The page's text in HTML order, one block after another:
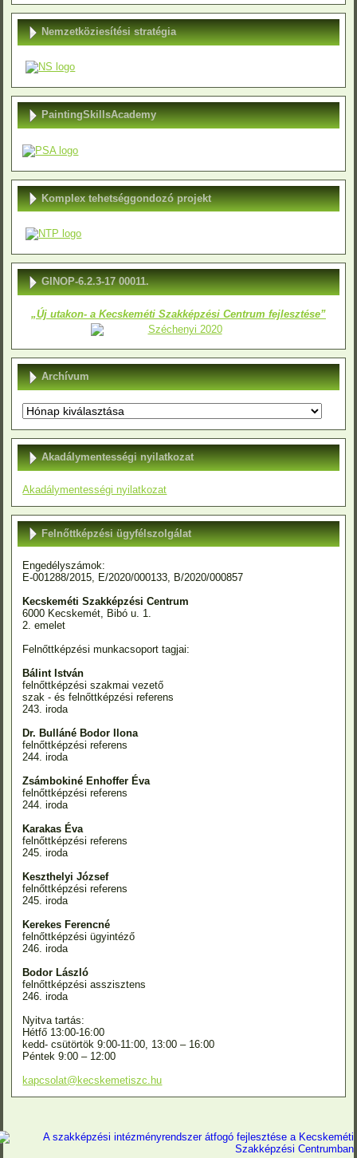
Nemzetköziesítési stratégia
PaintingSkillsAcademy
Komplex tehetséggondozó projekt
GINOP-6.2.3-17 00011.
„Új utakon- a Kecskeméti Szakképzési Centrum fejlesztése”
Archívum
Archívum
Akadálymentességi nyilatkozat
Akadálymentességi nyilatkozat
Felnőttképzési ügyfélszolgálat
Engedélyszámok:
E-001288/2015, E/2020/000133, B/2020/000857
Kecskeméti Szakképzési Centrum
6000 Kecskemét, Bibó u. 1.
2. emelet
Felnőttképzési munkacsoport tagjai:
Bálint István
felnőttképzési szakmai vezető
szak - és felnőttképzési referens
243. iroda
Dr. Bulláné Bodor Ilona
felnőttképzési referens
244. iroda
Zsámbokiné Enhoffer Éva
felnőttképzési referens
244. iroda
Karakas Éva
felnőttképzési referens
245. iroda
Keszthelyi József
felnőttképzési referens
245. iroda
Kerekes Ferencné
felnőttképzési ügyintéző
246. iroda
Bodor László
felnőttképzési asszisztens
246. iroda
Nyitva tartás:
Hétfő 13:00-16:00
kedd- csütörtök 9:00-11:00, 13:00 – 16:00
Péntek 9:00 – 12:00
kapcsolat@kecskemetiszc.hu